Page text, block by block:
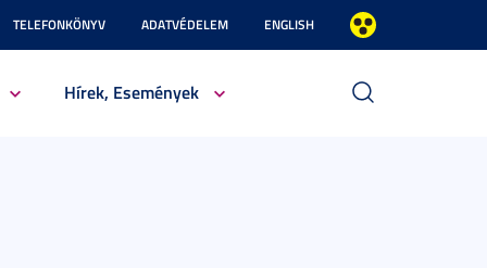
TELEFONKÖNYV ADATVÉDELEM ENGLISH
Hírek, Események